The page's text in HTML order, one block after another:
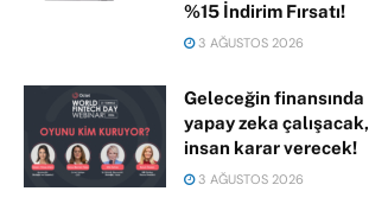
%15 İndirim Fırsatı!
3 AĞUSTOS 2026
Geleceğin finansında
yapay zeka çalışacak,
insan karar verecek!
3 AĞUSTOS 2026